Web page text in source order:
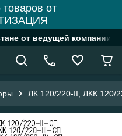
от
от ведущей компании
ЛК 120/220-II, ЛКК 120/